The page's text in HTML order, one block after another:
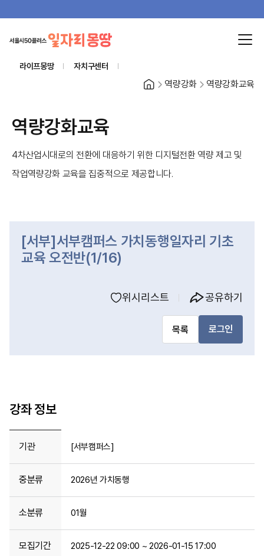
라이프몽땅 자치구센터
홈 역량강화 역량강화교육
역량강화교육
4차산업시대로의 전환에 대응하기 위한 디지털전환 역량 제고 및
작업역량강화 교육을 집중적으로 제공합니다.
[서부]서부캠퍼스 가치동행일자리 기초
교육 오전반(1/16)
위시리스트 공유하기
목록 로그인
강좌 정보
기관 [서부캠퍼스]
중분류 2026년 가치동행
소분류 01월
모집기간 2025-12-22 09:00 ~ 2026-01-15 17:00